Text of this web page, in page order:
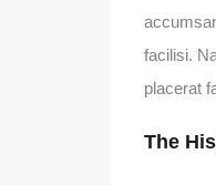
facilisi.
placerat
The